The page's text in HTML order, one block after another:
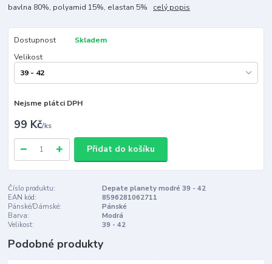
bavlna 80%, polyamid 15%, elastan 5% celý popis
Dostupnost
Skladem
Velikost
Nejsme plátci DPH
99 Kč/ks
Přidat do košíku
Číslo produktu:
Depate planety modré 39 - 42
EAN kód:
8596281062711
Pánské/Dámské:
Pánské
Barva:
Modrá
Velikost:
39 - 42
Podobné produkty